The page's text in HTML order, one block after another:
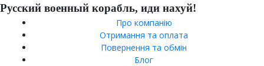
Русский военный корабль, иди нахуй!
Про компанію
Отримання та оплата
Повернення та обмін
Блог